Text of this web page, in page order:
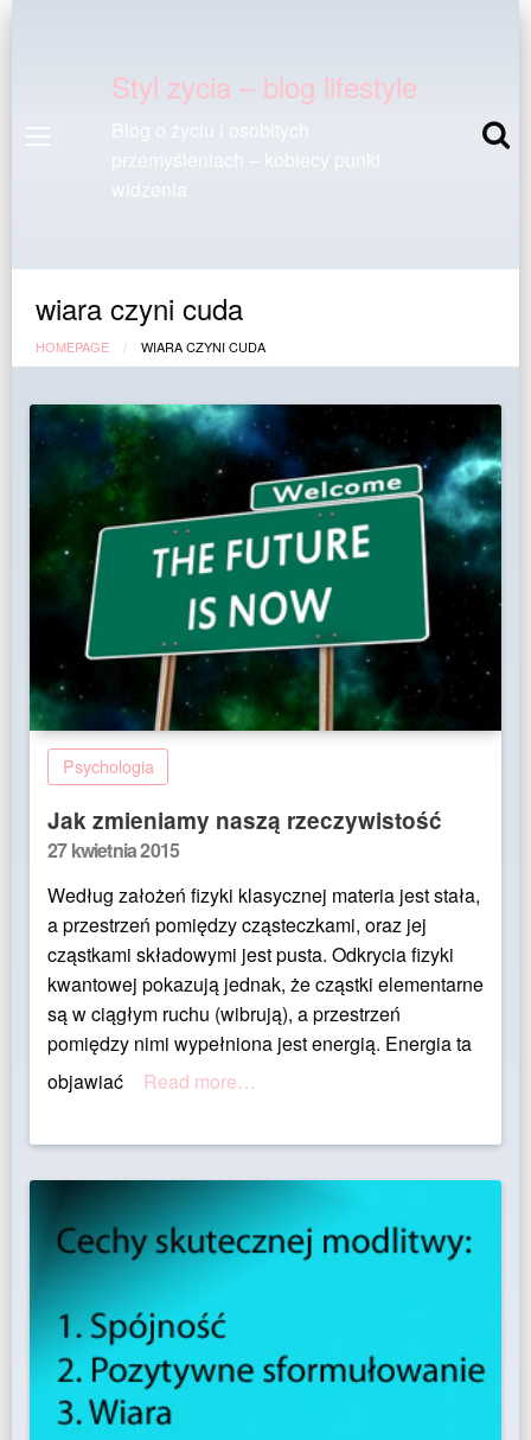
Styl zycia – blog lifestyle
Blog o życiu i osobitych
przemyśleniach – kobiecy punkt
widzenia
wiara czyni cuda
HOMEPAGE WIARA CZYNI CUDA
Psychologia
Jak zmieniamy naszą rzeczywistość
Posted
27 kwietnia 2015
Według założeń fizyki klasycznej materia jest stała,
a przestrzeń pomiędzy cząsteczkami, oraz jej
cząstkami składowymi jest pusta. Odkrycia fizyki
kwantowej pokazują jednak, że cząstki elementarne
są w ciągłym ruchu (wibrują), a przestrzeń
pomiędzy nimi wypełniona jest energią. Energia ta
objawiać
Read more…